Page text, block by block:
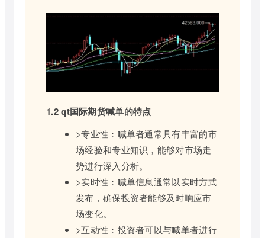
1.2 qt国际期货喊单的特点
>专业性：喊单者通常具有丰富的市
场经验和专业知识，能够对市场走
势进行深入分析。
>实时性：喊单信息通常以实时方式
发布，确保投资者能够及时响应市
场变化。
>互动性：投资者可以与喊单者进行